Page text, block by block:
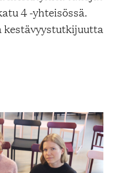
4 -yhteisössä.
kestävyystutkijuutta